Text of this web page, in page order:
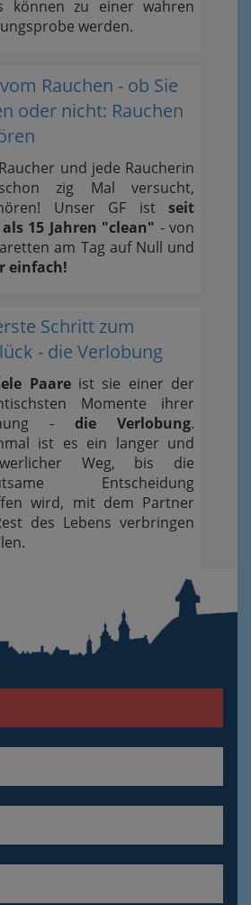
können zu einer wahren
werden.
Rauchen - ob Sie
oder nicht: Rauchen
und jede Raucherin
zig Mal versucht,
Unser GF ist seit
15 Jahren "clean" - von
am Tag auf Null und
einfach!
Schritt zum
- die Verlobung
Paareist sie einer der
Momente ihrer
- die Verlobung.
ist es ein langer und
Weg, bis die
Entscheidung
wird, mit dem Partner
des Lebens verbringen